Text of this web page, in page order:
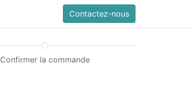
Contactez-nous
Confirmer la commande